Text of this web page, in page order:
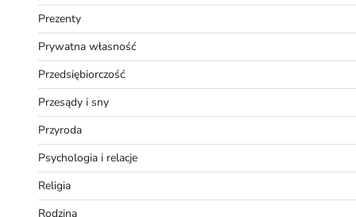
Prezenty
Prywatna własność
Przedsiębiorczość
Przesądy i sny
Przyroda
Psychologia i relacje
Religia
Rodzina